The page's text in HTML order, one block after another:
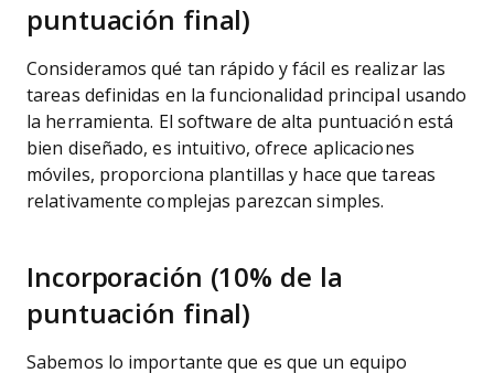
puntuación final)
Consideramos qué tan rápido y fácil es realizar las
tareas definidas en la funcionalidad principal usando
la herramienta. El software de alta puntuación está
bien diseñado, es intuitivo, ofrece aplicaciones
móviles, proporciona plantillas y hace que tareas
relativamente complejas parezcan simples.
Incorporación (10% de la
puntuación final)
Sabemos lo importante que es que un equipo